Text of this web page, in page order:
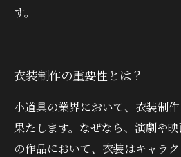
す。
衣装制作の重要性とは？
小道具の業界において、衣装制
果たします。なぜなら、演劇や
の作品において、衣装はキャラ